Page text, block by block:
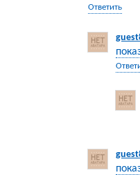
Ответить